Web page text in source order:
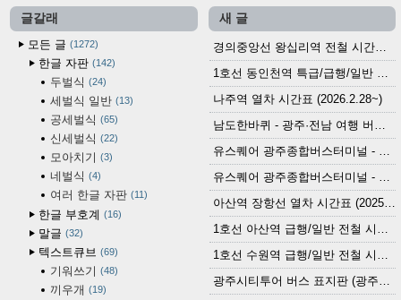
글갈래
모든 글
1272
한글 자판 142
두벌식 24
세벌식 일반 13
공세벌식 65
신세벌식 22
모아치기 3
네벌식 4
여러 한글 자판 11
한글 부호계 16
말글 32
텍스트큐브 69
기워쓰기 48
끼우개 19
새 글
경의중앙선 왕십리역 전철 시간표 (2026.4.20~)
나주역 열차 시간표 (2026.2.28~)
아산역 장항선 열차 시간표 (2025.12.30 기준) (무궁화호, ITX-마음, 새마을호, 서해금빛열차)